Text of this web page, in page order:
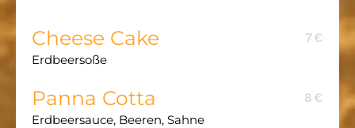
Cheese Cake
7€
Erdbeersoße
Panna Cotta
8€
Erdbeersauce, Beeren, Sahne